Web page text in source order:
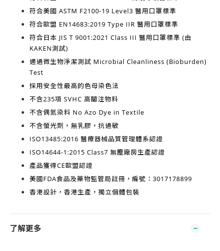
符合美國 ASTM F2100-19 Level3 醫用口罩標準
符合歐盟 EN14683:2019 Type IIR 醫用口罩標準
符合日本 JIS T 9001:2021 Class III 醫用口罩標準 (由
KAKEN測試)
通過微生物淨潔測試 Microbial Cleanliness (Bioburden)
Test
採用安全性最高的色母染色法
不含235項 SVHC 高關注物料
不含偶氮染料 No Azo Dye in Textile
不含螢光劑，無乳膠，抗過敏
ISO13485:2016 醫療器械品質管理體系認證
ISO14644-1:2015 Class7 無塵廠房生產認證
產品獲得CE歐盟認證
美國FDA食品及藥物監管局註冊，編號：3017178899
香港設計，香港生產 ，獨立個體包裝
了解更多